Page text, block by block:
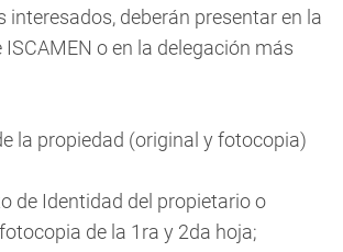
interesados, deberán presentar en la
ISCAMEN o en la delegación más
propiedad (original y fotocopia)
Identidad del propietario o
de la 1ra y 2da hoja;